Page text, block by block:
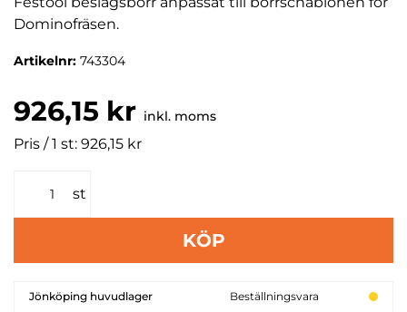
Dominofräsen.
Artikelnr: 743304
926,15 kr inkl. moms
Pris / 1 st: 926,15 kr
st
KÖP
Jönköping huvudlager Beställningsvara